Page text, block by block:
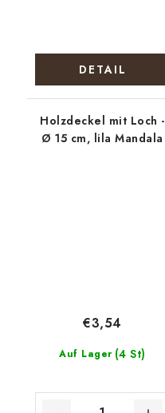
DETAIL
Holzdeckel mit Loch -
Ø 15 cm, lila Mandala
Auf Lager (4 St)
€3,54